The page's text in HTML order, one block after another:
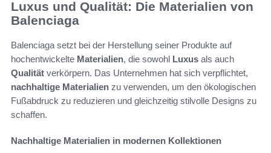
Luxus und Qualität: Die Materialien von
Balenciaga
Balenciaga setzt bei der Herstellung seiner Produkte auf
hochentwickelte Materialien, die sowohl Luxus als auch
Qualität verkörpern. Das Unternehmen hat sich verpflichtet,
nachhaltige Materialien zu verwenden, um den ökologischen
Fußabdruck zu reduzieren und gleichzeitig stilvolle Designs zu
schaffen.
Nachhaltige Materialien in modernen Kollektionen